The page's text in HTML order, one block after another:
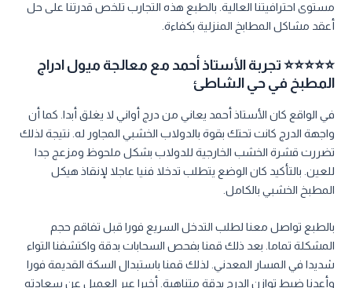
مستوى احترافيتنا العالية. بالطبع هذه التجارب تلخص قدرتنا على حل
أعقد مشاكل المطابخ المنزلية بكفاءة.
⭐⭐⭐⭐⭐ تجربة الأستاذ أحمد مع معالجة ميول ادراج
المطبخ في حي الشاطئ
في الواقع كان الأستاذ أحمد يعاني من درج أواني لا يغلق أبدا. كما أن
واجهة الدرج كانت تحتك بقوة بالدولاب الخشبي المجاور له. نتيجة لذلك
تضررت قشرة الخشب الخارجية للدولاب بشكل ملحوظ ومزعج جدا
للعين. بالتأكيد كان الوضع يتطلب تدخلا فنيا عاجلا لإنقاذ هيكل
المطبخ الخشبي بالكامل.
بالطبع تواصل معنا لطلب التدخل السريع فورا قبل تفاقم حجم
المشكلة تماما. بعد ذلك قمنا بفحص السحابات بدقة واكتشفنا التواء
شديدا في المسار المعدني. لذلك قمنا باستبدال السكة القديمة فورا
وأعدنا ضبط توازن الدرج بدقة متناهية. أخيرا عبر العميل عن سعادته